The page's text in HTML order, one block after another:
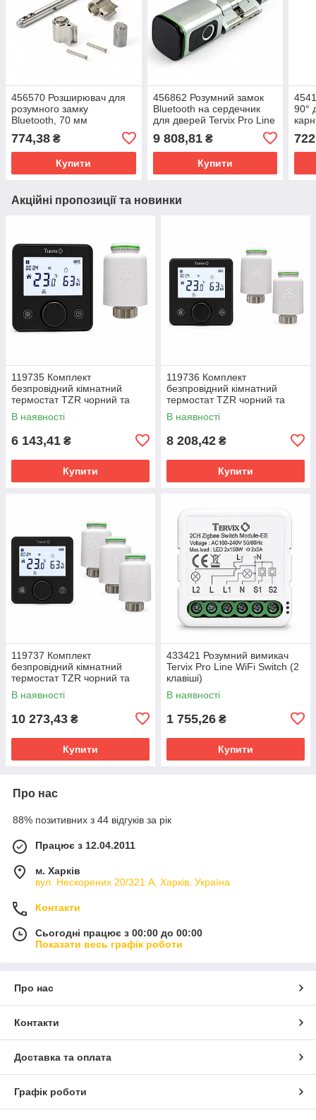
456570 Розширювач для
розумного замку
Bluetooth, 70 мм
774,38 ₴
Купити
456862 Розумний замок
Bluetooth на сердечник
для дверей Tervix Pro Line
9 808,81₴
Купити
90°
Line
Акційні пропозиції та новинки
119735 Комплект
безпровідний кімнатний
термостат TZR чорний та
безпровідний радіаторний
привід VR Tervix Pro Line
В наявності
6 143,41 ₴
Купити
119736 Комплект
безпровідний кімнатний
термостат TZR чорний та
безпровідний радіаторний
привід VR Tervix Pro Line
В наявності
8 208,42 ₴
Купити
119737 Комплект
безпровідний кімнатний
термостат TZR чорний та
безпровідний радіаторний
привід VR Tervix Pro Line
В наявності
10 273,43 ₴
Купити
433421 Розумний вимикач
Tervix Pro Line WiFi Switch (2
клавіші)
В наявності
1 755,26 ₴
Купити
Про нас
88% позитивних з 44 відгуків за рік
Працює з 12.04.2011
м. Харків
вул. Нескорених 20/321 А, Харків, Україна
Контакти
Сьогодні працює з 00:00 до 00:00
Показати весь графік роботи
Про нас
Контакти
Доставка та оплата
Графік роботи